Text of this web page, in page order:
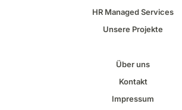
HR Managed Services
Unsere Projekte
Über uns
Kontakt
Impressum